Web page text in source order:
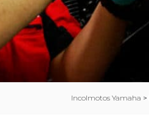
Incolmotos Yamaha >